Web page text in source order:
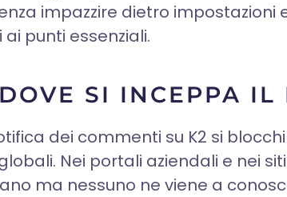
impazzire dietro impostazioni
punti essenziali.
SI INCEPPA IL
dei commenti su K2 si
Nei portali aziendali e nei
ma nessuno ne viene a